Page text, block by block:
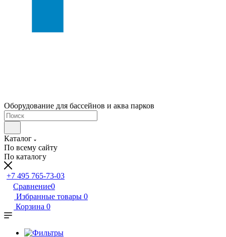
Оборудование для бассейнов и аква парков
Каталог
По всему сайту
По каталогу
+7 495 765-73-03
Сравнение0
Избранные товары 0
Корзина 0